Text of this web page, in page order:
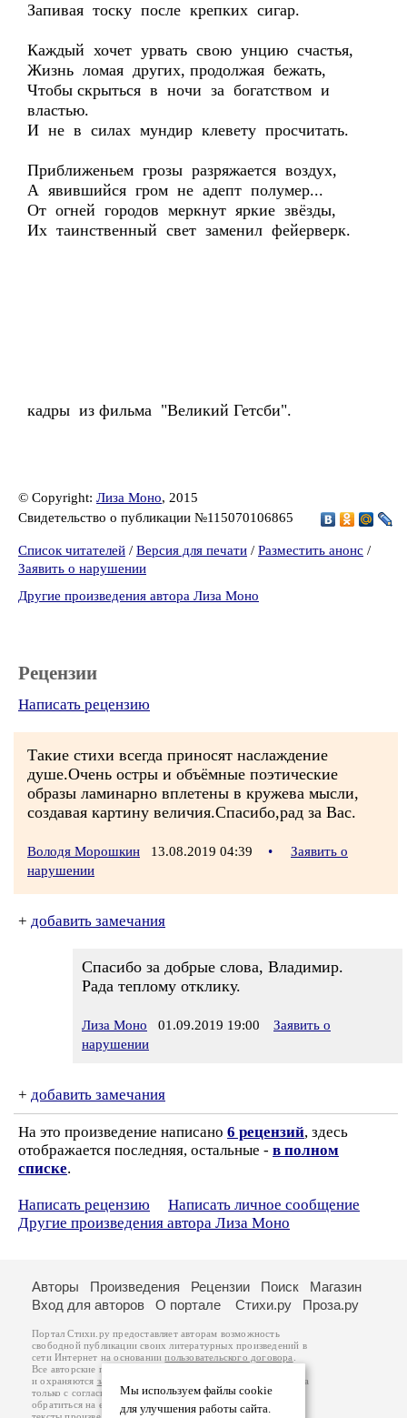
Запивая тоску после крепких сигар.
Каждый хочет урвать свою унцию счастья,
Жизнь ломая других, продолжая бежать,
Чтобы скрыться в ночи за богатством и
властью.
И не в силах мундир клевету просчитать.
Приближеньем грозы разряжается воздух,
А явившийся гром не адепт полумер...
От огней городов меркнут яркие звёзды,
Их таинственный свет заменил фейерверк.
кадры из фильма "Великий Гетсби".
© Copyright: Лиза Моно, 2015
Свидетельство о публикации №115070106865
Список читателей / Версия для печати / Разместить анонс /
Заявить о нарушении
Другие произведения автора Лиза Моно
Рецензии
Написать рецензию
Такие стихи всегда приносят наслаждение
душе.Очень остры и объёмные поэтические
образы ламинарно вплетены в кружева мысли,
создавая картину величия.Спасибо,рад за Вас.
Володя Морошкин 13.08.2019 04:39 •
Заявить о
нарушении
+ добавить замечания
Спасибо за добрые слова, Владимир.
Рада теплому отклику.
Лиза Моно 01.09.2019 19:00
Заявить о
нарушении
+ добавить замечания
На это произведение написано 6 рецензий, здесь
отображается последняя, остальные - в полном
списке.
Написать рецензию
Написать личное сообщение
Другие произведения автора Лиза Моно
Мы используем файлы cookie
для улучшения работы сайта.
Авторы Произведения Рецензии Поиск
Магазин
Вход для авторов
О портале Стихи.ру Проза.ру
Портал Стихи.ру предоставляет авторам возможность
свободной публикации своих литературных произведений в
сети Интернет на основаниипользовательского договора
Все авторские права на произведения принадлежат авторам
и охраняются законом
. Перепечатка произведений возможна
только с согласия его автора, к которому вы можете
обратиться на его авторской странице. Ответственность за